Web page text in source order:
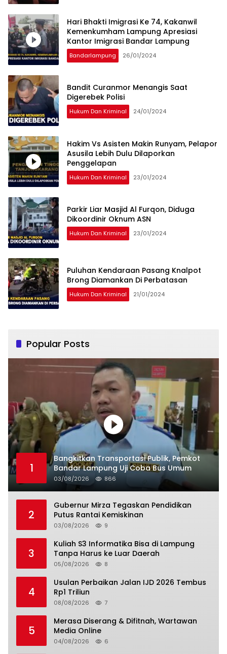
Hari Bhakti Imigrasi Ke 74, Kakanwil
Kemenkumham Lampung Apresiasi
Kantor Imigrasi Bandar Lampung
Bandarlampung 26/01/2024
Bandit Curanmor Menangis Saat
Digerebek Polisi
Hukum Dan Kriminal 24/01/2024
Hakim Vs Asisten Makin Runyam, Pelapor
Asusila Lebih Dulu Dilaporkan
Penggelapan
Hukum Dan Kriminal 23/01/2024
Parkir Liar Masjid Al Furqon, Diduga
Dikoordinir Oknum ASN
Hukum Dan Kriminal 23/01/2024
Puluhan Kendaraan Pasang Knalpot
Brong Diamankan Di Perbatasan
Hukum Dan Kriminal 21/01/2024
Popular Posts
1
Bangkitkan Transportasi Publik, Pemkot
Bandar Lampung Uji Coba Bus Umum
03/08/2026 866
2
Gubernur Mirza Tegaskan Pendidikan
Putus Rantai Kemiskinan
03/08/2026 9
3
Kuliah S3 Informatika Bisa di Lampung
Tanpa Harus ke Luar Daerah
05/08/2026 8
4
Usulan Perbaikan Jalan IJD 2026 Tembus
Rp1 Triliun
08/08/2026 7
5
Merasa Diserang & Difitnah, Wartawan
Media Online
04/08/2026 6